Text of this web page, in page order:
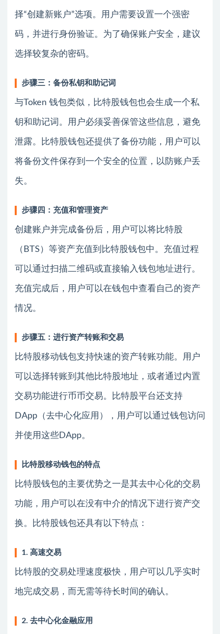
择“创建新账户”选项。用户需要设置一个强密
码，并进行身份验证。为了确保账户安全，建议
选择较复杂的密码。
步骤三：备份私钥和助记词
与Token 钱包类似，比特股钱包也会生成一个私
钥和助记词。用户必须妥善保管这些信息，避免
泄露。比特股钱包还提供了备份功能，用户可以
将备份文件保存到一个安全的位置，以防账户丢
失。
步骤四：充值和管理资产
创建账户并完成备份后，用户可以将比特股
（BTS）等资产充值到比特股钱包中。充值过程
可以通过扫描二维码或直接输入钱包地址进行。
充值完成后，用户可以在钱包中查看自己的资产
情况。
步骤五：进行资产转账和交易
比特股移动钱包支持快速的资产转账功能。用户
可以选择转账到其他比特股地址，或者通过内置
交易功能进行币币交易。比特股平台还支持
DApp（去中心化应用），用户可以通过钱包访问
并使用这些DApp。
比特股移动钱包的特点
比特股钱包的主要优势之一是其去中心化的交易
功能，用户可以在没有中介的情况下进行资产交
换。比特股钱包还具有以下特点：
1. 高速交易
比特股的交易处理速度极快，用户可以几乎实时
地完成交易，而无需等待长时间的确认。
2. 去中心化金融应用